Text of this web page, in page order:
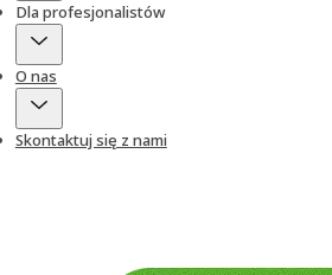
Dla profesjonalistów
O nas
Skontaktuj się z nami